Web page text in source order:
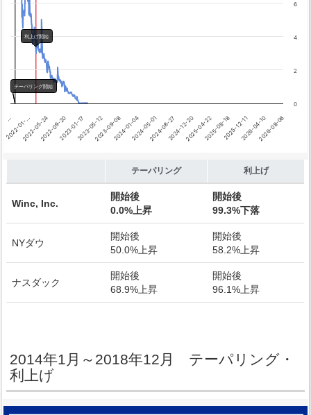
テーパリング開始
利上げ開始
…
2022-01-…2022-05-242022-09-202023-01-172023-05-122023-09-082024-01-042024-05-012024-08-272024-12-202025-04-222025-08-182025-12-112026-04-102026-08-06
0
2
4
6
テーパリング 利上げ
Winc, Inc.
開始後
0.0%上昇
開始後
99.3%下落
NYダウ
開始後
50.0%上昇
開始後
58.2%上昇
ナスダック
開始後
68.9%上昇
開始後
96.1%上昇
2014年1月～2018年12月 テーパリング・
利上げ